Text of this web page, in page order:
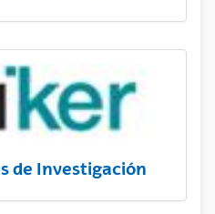
de Investigación